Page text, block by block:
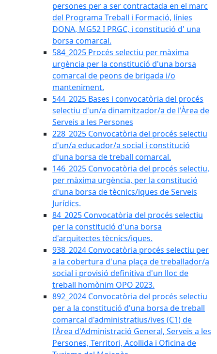
persones per a ser contractada en el marc
del Programa Treball i Formació, línies
DONA, MG52 I PRGC, i constitució d' una
borsa comarcal.
584_2025 Procés selectiu per màxima
urgència per la constitució d'una borsa
comarcal de peons de brigada i/o
manteniment.
544_2025 Bases i convocatòria del procés
selectiu d'un/a dinamitzador/a de l'Àrea de
Serveis a les Persones
228_2025 Convocatòria del procés selectiu
d'un/a educador/a social i constitució
d'una borsa de treball comarcal.
146_2025 Convocatòria del procés selectiu,
per màxima urgència, per la constitució
d'una borsa de tècnics/iques de Serveis
Jurídics.
84_2025 Convocatòria del procés selectiu
per la constitució d'una borsa
d'arquitectes tècnics/iques.
938_2024 Convocatòria procés selectiu per
a la cobertura d'una plaça de treballador/a
social i provisió definitiva d'un lloc de
treball homònim OPO 2023.
892_2024 Convocatòria del procés selectiu
per a la constitució d'una borsa de treball
comarcal d'administratius/ives (C1) de
l'Àrea d'Administració General, Serveis a les
Persones, Territori, Acollida i Oficina de